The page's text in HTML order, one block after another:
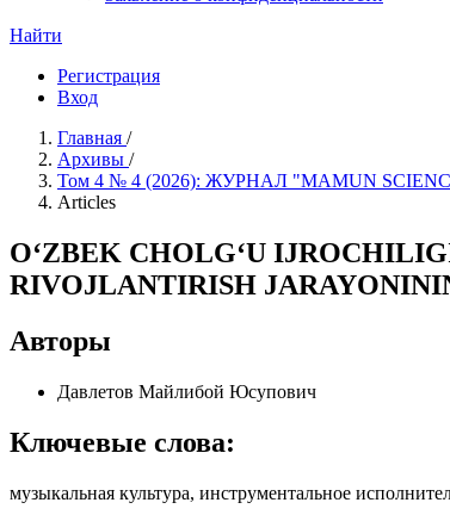
Найти
Регистрация
Вход
Главная /
Архивы /
Том 4 № 4 (2026): ЖУРНАЛ "MAMUN
Articles
O‘ZBEK CHOLG‘U
RIVOJLANTIRISH
Авторы
Давлетов Майлибой Юсупович
Ключевые слова:
музыкальная культура, инструментальное